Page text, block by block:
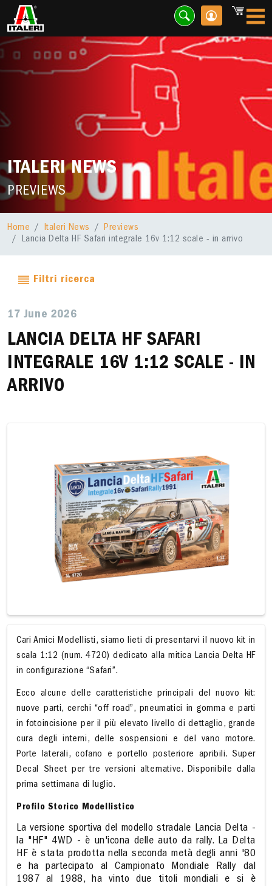
ITALERI NEWS
PREVIEWS
Home Italeri News
Previews
Lancia Delta HF Safari integrale 16v 1:12 scale - in arrivo
Filtri ricerca
17 June 2026
LANCIA DELTA HF SAFARI
INTEGRALE 16V 1:12 SCALE - IN
ARRIVO
Cari Amici Modellisti, siamo lieti di presentarvi il nuovo kit in
scala 1:12 (num. 4720) dedicato alla mitica Lancia Delta HF
in configurazione “Safari”.
Ecco alcune delle caratteristiche principali del nuovo kit:
nuove parti, cerchi “off road”, pneumatici in gomma e parti
in fotoincisione per il più elevato livello di dettaglio, grande
cura degli interni, delle sospensioni e del vano motore.
Porte laterali, cofano e portello posteriore apribili. Super
Decal Sheet per tre versioni alternative. Disponibile dalla
prima settimana di luglio.
Profilo Storico Modellistico
La versione sportiva del modello stradale Lancia Delta -
la "HF" 4WD - è un'icona delle auto da rally. La Delta
HF è stata prodotta nella seconda metà degli anni '80
e ha partecipato al Campionato Mondiale Rally dal
1987 al 1988, ha vinto due titoli mondiali e si è